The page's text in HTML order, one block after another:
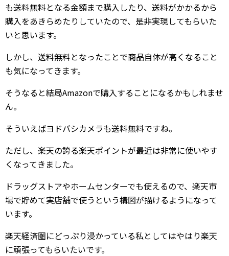
も送料無料となる金額まで購入したり、送料がかかるから
購入をあきらめたりしていたので、是非実現してもらいた
いと思います。
しかし、送料無料となったことで商品自体が高くなること
も気になってきます。
そうなると結局Amazonで購入することになるかもしれませ
ん。
そういえばヨドバシカメラも送料無料ですね。
ただし、楽天の誇る楽天ポイントが最近は非常に使いやす
くなってきました。
ドラッグストアやホームセンターでも使えるので、楽天市
場で貯めて実店舗で使うという構図が描けるようになって
います。
楽天経済圏にどっぷり浸かっている私としてはやはり楽天
に頑張ってもらいたいです。